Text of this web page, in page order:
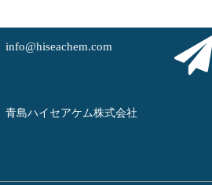
info@hiseachem.com
青島ハイセアケム株式会社